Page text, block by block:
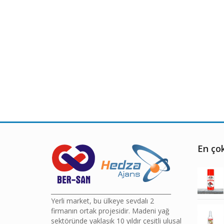
Yerli market, bu ülkeye sevdalı 2
firmanın ortak projesidir. Madeni yağ
sektöründe yaklaşık 10 yıldır çeşitli ulusal
En